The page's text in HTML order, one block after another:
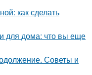
как сделать
для дома: что вы еще
Советы и